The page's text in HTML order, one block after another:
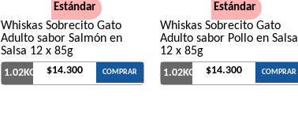
Estándar
Whiskas Sobrecito Gato
Adulto sabor Salmón en
Salsa 12 x 85g
1.02KG $14.300 COMPRAR
Estándar
Whiskas Sobrecito Gato
Adulto sabor Pollo en Salsa
12 x 85g
1.02KG $14.300 COMPRAR